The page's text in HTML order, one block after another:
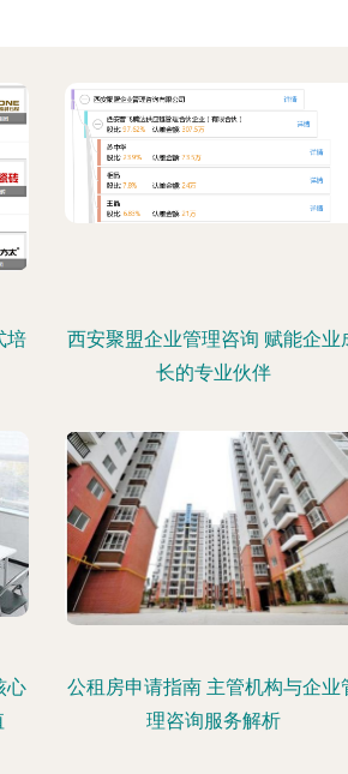
培
西安聚盟企业管理咨询 赋能企业
长的专业伙伴
心
公租房申请指南 主管机构与企业
理咨询服务解析